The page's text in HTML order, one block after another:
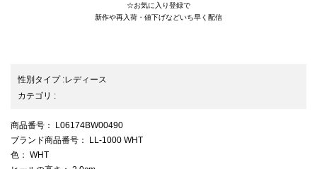
☆お気に入り登録で
新作や再入荷・値下げなどいち早く配信
性別タイプ:レディース
カテゴリ :
商品番号 ： L06174BW00490
ブランド商品番号 ： LL-1000 WHT
色 ： WHT